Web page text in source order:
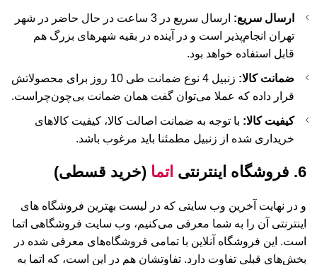
ارسال سریع:
ارسال سریع در 3 ساعت در حال حاضر در شهر
تهران انجام‌پذیر است و در آینده در بقیه شهرهای بزرگ هم
قابل استفاده خواهد بود.
ضمانت کالا:
زنبیل 4 نوع ضمانت طی 10 روز برای محصولاتش
قرار داده که عملا می‌توان گفت همان ضمانت بی‌چون‌چراست.
کیفیت کالا: با توجه به ضمانت اصالت کالا، کیفیت کالاهای
خریداری شده از زنبیل مطمئنا باید مرغوب باشد.
6. فروشگاه اینترنتی اتما (خرید قسطی)
و در نهایت آخرین وب سایتی که در لیست بهترین فروشگاه های
اینترنتی آن را به شما معرفی می‌کنیم، وب سایت فروشگاهی اتما
است. این فروشگاه آنلاین با تمامی فروشگاه‌های معرفی شده در
بخش‌های قبلی تفاوت دارد. تفاوتشان هم در این است، که اتما به